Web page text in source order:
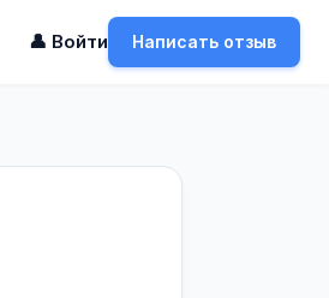
👤 Войти Написать отзыв